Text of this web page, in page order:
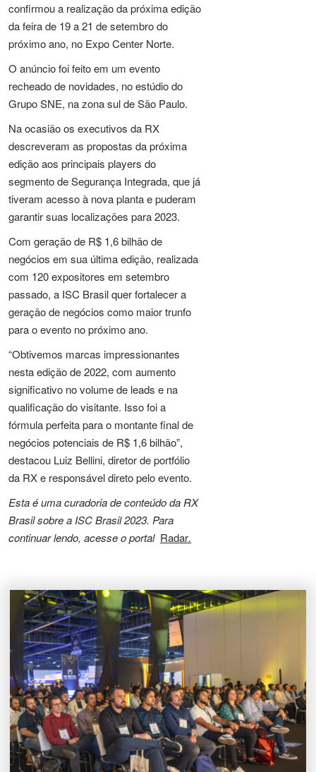
confirmou a realização da próxima edição
da feira de 19 a 21 de setembro do
próximo ano, no Expo Center Norte.
O anúncio foi feito em um evento
recheado de novidades, no estúdio do
Grupo SNE, na zona sul de São Paulo.
Na ocasião os executivos da RX
descreveram as propostas da próxima
edição aos principais players do
segmento de Segurança Integrada, que já
tiveram acesso à nova planta e puderam
garantir suas localizações para 2023.
Com geração de R$ 1,6 bilhão de
negócios em sua última edição, realizada
com 120 expositores em setembro
passado, a ISC Brasil quer fortalecer a
geração de negócios como maior trunfo
para o evento no próximo ano.
“Obtivemos marcas impressionantes
nesta edição de 2022, com aumento
significativo no volume de leads e na
qualificação do visitante. Isso foi a
fórmula perfeita para o montante final de
negócios potenciais de R$ 1,6 bilhão”,
destacou Luiz Bellini, diretor de portfólio
da RX e responsável direto pelo evento.
Esta é uma curadoria de conteúdo da RX
Brasil sobre a ISC Brasil 2023. Para
continuar lendo, acesse o portal Radar.